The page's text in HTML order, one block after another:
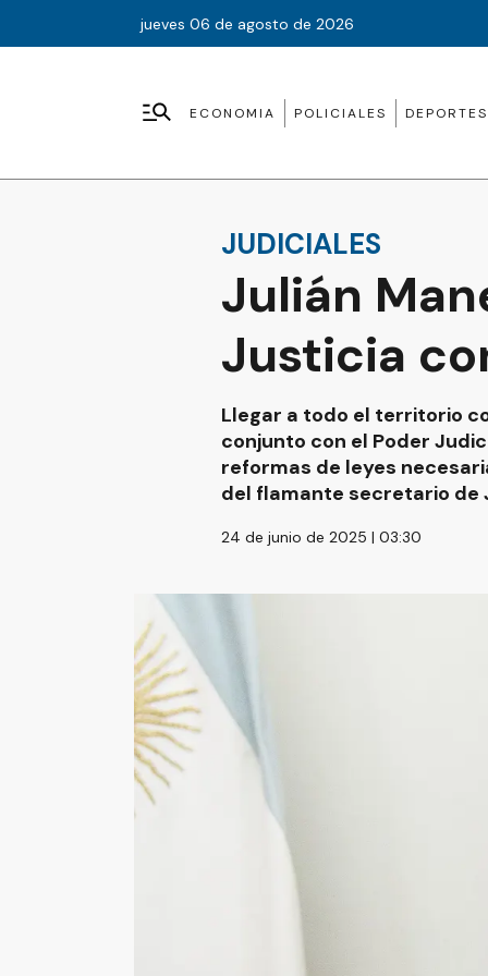
jueves 06 de agosto de 2026
ECONOMIA POLICIALES DEPORTES
JUDICIALES
Julián
Justicia
Llegar a todo el territorio
conjunto con el Poder
reformas de leyes
del flamante secretario de
24 de junio de 2025 | 03:30